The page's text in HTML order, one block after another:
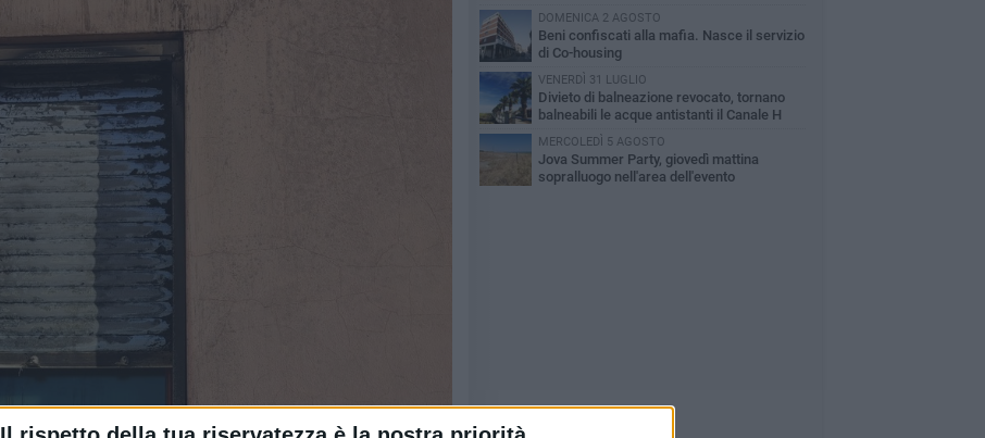
DOMENICA 2 AGOSTO
Beni confiscati alla mafia. Nasce il servizio
di Co-housing
VENERDÌ 31 LUGLIO
Divieto di balneazione revocato, tornano
balneabili le acque antistanti il Canale H
MERCOLEDÌ 5 AGOSTO
Jova Summer Party, giovedì mattina
sopralluogo nell'area dell'evento